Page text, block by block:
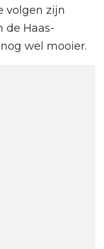
volgen zijn
de Haas-
wel mooier.